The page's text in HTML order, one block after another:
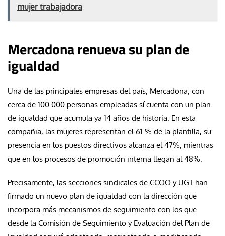
mujer trabajadora
Mercadona renueva su plan de
igualdad
Una de las principales empresas del país, Mercadona, con
cerca de 100.000 personas empleadas sí cuenta con un plan
de igualdad que acumula ya 14 años de historia. En esta
compañia, las mujeres representan el 61 % de la plantilla, su
presencia en los puestos directivos alcanza el 47%, mientras
que en los procesos de promoción interna llegan al 48%.
Precisamente, las secciones sindicales de CCOO y UGT han
firmado un nuevo plan de igualdad con la dirección que
incorpora más mecanismos de seguimiento con los que
desde la Comisión de Seguimiento y Evaluación del Plan de